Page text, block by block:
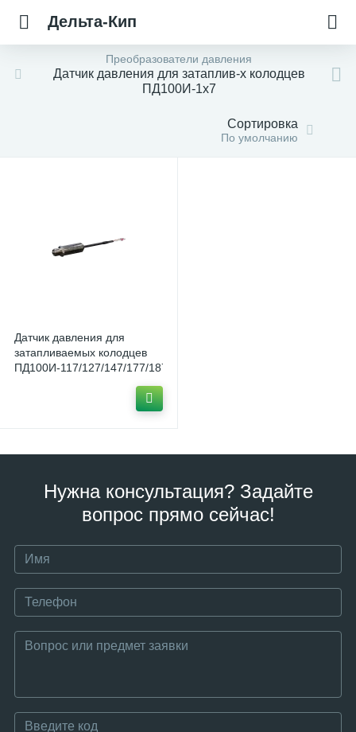
Дельта-Кип
Преобразователи давления
Датчик давления для затаплив-х колодцев
ПД100И-1х7
Сортировка
По умолчанию
Датчик давления для
затапливаемых колодцев
ПД100И-117/127/147/177/187
Нужна консультация? Задайте
вопрос прямо сейчас!